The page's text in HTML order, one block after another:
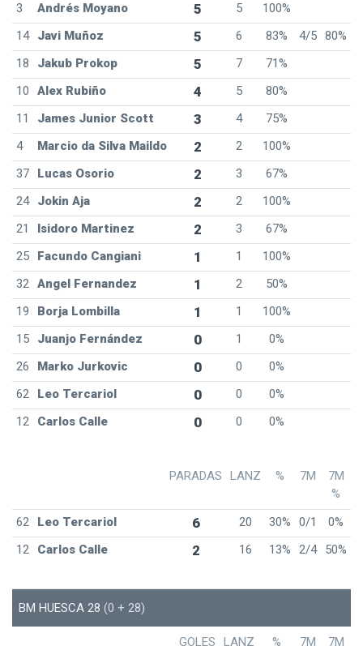
3
Andrés Moyano 5 5
100%
14
Javi Muñoz 5 6 83% 4/5 80%
18
Jakub Prokop 5 7
71%
10
Alex Rubiño 4 5
80%
11
James Junior Scott 3 4
75%
4
Marcio da Silva Maildo 2 2
100%
37
Lucas Osorio 2 3
67%
24
Jokin Aja 2 2
100%
21
Isidoro Martinez 2 3
67%
25
Facundo Cangiani 1 1
100%
32 Angel Fernandez 1 2
50%
19
Borja Lombilla 1 1
100%
15
Juanjo Fernández 0 1
0%
26
Marko Jurkovic 0 0
0%
62
Leo Tercariol 0 0
0%
12
Carlos Calle 0 0 0%
PARADAS LANZ % 7M
7M
%
62
Leo Tercariol 6 20 30% 0/1
0%
12
Carlos Calle 2 16 13% 2/4 50%
BM HUESCA 28 (0 + 28)
GOLES LANZ % 7M 7M